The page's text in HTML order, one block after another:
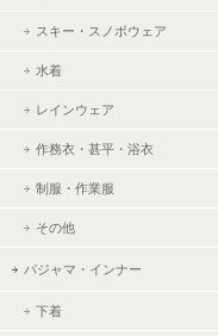
スキー・スノボウェア
水着
レインウェア
作務衣・甚平・浴衣
制服・作業服
その他
パジャマ・インナー
下着